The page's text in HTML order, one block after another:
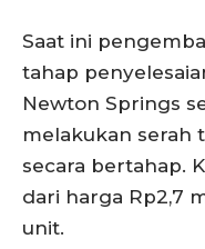
Saat ini
tahap
Newton Springs
melakukan serah
secara bertahap.
dari harga Rp2,7
unit.